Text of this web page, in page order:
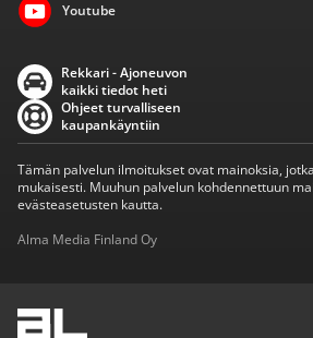
Youtube
Rekkari - Ajoneuvon
kaikki tiedot heti
Ohjeet turvalliseen
kaupankäyntiin
Tämän palvelun ilmoitukset ovat mainoksia,
mukaisesti. Muuhun palvelun kohdennettuun
evästeasetusten kautta.
Alma Media Finland Oy